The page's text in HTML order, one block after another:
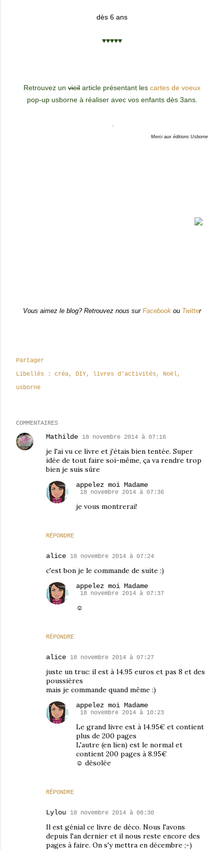
dès 6 ans
♥♥♥♥♥
Retrouvez un vieil article présentant les cartes de voeux
pop-up usborne à réaliser avec vos enfants dès 3ans.
Merci aux éditions Usborne
Vous aimez le blog? Retrouvez nous sur Facebook ou Twitter
Partager
Libellés :
créa DIY livres d'activités
Noël
usborne
COMMENTAIRES
Mathilde 18 novembre 2014 à 07:16
je l'ai vu ce livre et j'étais bien tentée. Super
idée de tout faire soi-même, ça va rendre trop
bien je suis sûre
RÉPONDRE
appelez moi Madame
18 novembre 2014 à 07:36
je vous montrerai!
alice 18 novembre 2014 à 07:24
c'est bon je le commande de suite :)
RÉPONDRE
appelez moi Madame
18 novembre 2014 à 07:37
☺
alice 18 novembre 2014 à 07:27
juste un truc: il est à 14.95 euros et pas 8 et des
poussières
mais je commande quand même :)
RÉPONDRE
appelez moi Madame
18 novembre 2014 à 10:23
Le grand livre est à 14.95€ et contient
plus de 200 pages
L'autre (en lien) est le normal et
contient 200 pages à 8.95€
☺ désolée
Lylou 18 novembre 2014 à 08:30
Il est génial ce livre de déco. Nous l'avons
depuis l'an dernier et il nous reste encore des
pages à faire. On s'y mettra en décembre ;-)